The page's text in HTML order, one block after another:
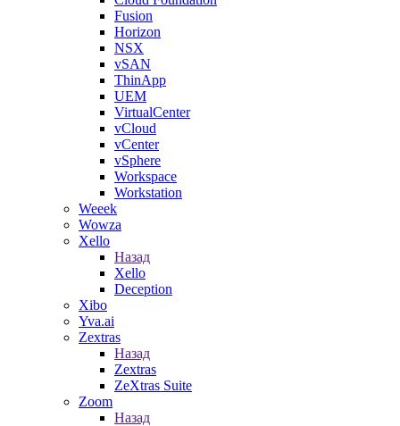
Fusion
Horizon
NSX
vSAN
ThinApp
UEM
VirtualCenter
vCloud
vCenter
vSphere
Workspace
Workstation
Weeek
Wowza
Xello
Назад
Xello
Deception
Xibo
Yva.ai
Zextras
Назад
Zextras
ZeXtras Suite
Zoom
Назад